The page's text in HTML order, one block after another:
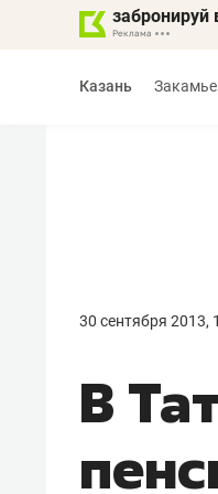
забронируй
Казань Закамье
30 сентября 2013,
В